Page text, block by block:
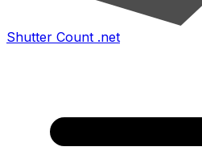
Shutter Count .net